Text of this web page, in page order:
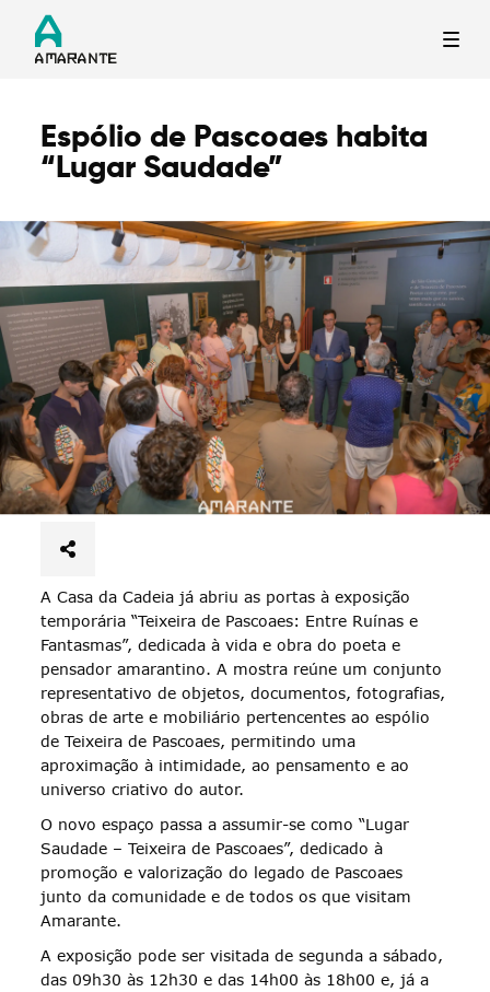
Termo de Pesquisa
Categorias gerais
Filtros
Espólio de Pascoaes habita
“Lugar Saudade”
A Casa da Cadeia já abriu as portas à exposição
temporária “Teixeira de Pascoaes: Entre Ruínas e
Fantasmas”, dedicada à vida e obra do poeta e
pensador amarantino. A mostra reúne um conjunto
representativo de objetos, documentos, fotografias,
obras de arte e mobiliário pertencentes ao espólio
de Teixeira de Pascoaes, permitindo uma
aproximação à intimidade, ao pensamento e ao
universo criativo do autor.
O novo espaço passa a assumir-se como “Lugar
Saudade – Teixeira de Pascoaes”, dedicado à
promoção e valorização do legado de Pascoaes
junto da comunidade e de todos os que visitam
Amarante.
A exposição pode ser visitada de segunda a sábado,
das 09h30 às 12h30 e das 14h00 às 18h00 e, já a